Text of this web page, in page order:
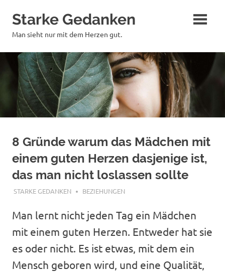
Inhalt
springen
Starke Gedanken
Man sieht nur mit dem Herzen gut.
8 Gründe warum das Mädchen mit
einem guten Herzen dasjenige ist,
das man nicht loslassen sollte
APRIL 13, 2018
STARKE GEDANKEN BEZIEHUNGEN
Man lernt nicht jeden Tag ein Mädchen
mit einem guten Herzen. Entweder hat sie
es oder nicht. Es ist etwas, mit dem ein
Mensch geboren wird, und eine Qualität,